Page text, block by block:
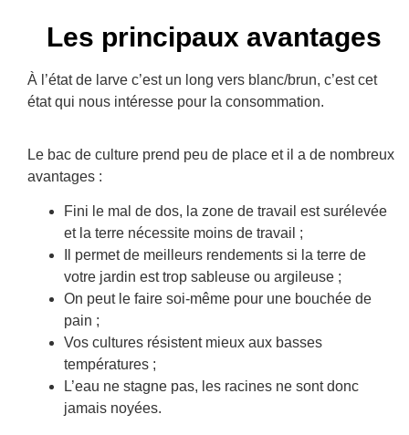
Les principaux avantages
À l’état de larve c’est un long vers blanc/brun, c’est cet
état qui nous intéresse pour la consommation.
Le bac de culture prend peu de place et il a de nombreux
avantages :
Fini le mal de dos, la zone de travail est surélevée
et la terre nécessite moins de travail ;
Il permet de meilleurs rendements si la terre de
votre jardin est trop sableuse ou argileuse ;
On peut le faire soi-même pour une bouchée de
pain ;
Vos cultures résistent mieux aux basses
températures ;
L’eau ne stagne pas, les racines ne sont donc
jamais noyées.